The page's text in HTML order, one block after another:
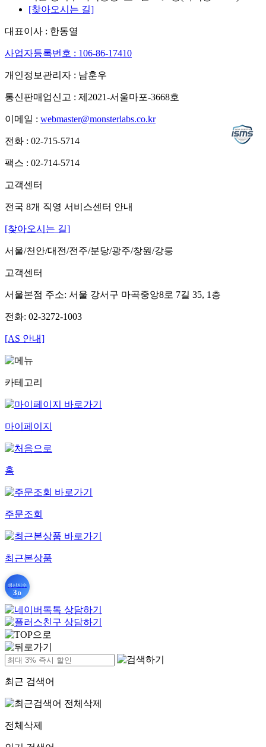
[찾아오시는 길]
대표이사 : 한동열
사업자등록번호 : 106-86-17410
개인정보관리자 : 남훈우
통신판매업신고 : 제2021-서울마포-3668호
이메일 : webmaster@monsterlabs.co.kr
전화 : 02-715-5714
팩스 : 02-714-5714
고객센터
전국 8개 직영 서비스센터 안내
[찾아오시는 길]
서울/천안/대전/전주/분당/광주/창원/강릉
고객센터
서울본점 주소: 서울 강서구 마곡중앙8로 7길 35, 1층
전화: 02-3272-1003
[AS 안내]
카테고리
마이페이지
홈
주문조회
최근본상품
생산지수
3 D
최근 검색어
전체삭제